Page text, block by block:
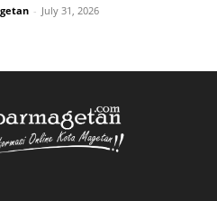
- July 31, 2026